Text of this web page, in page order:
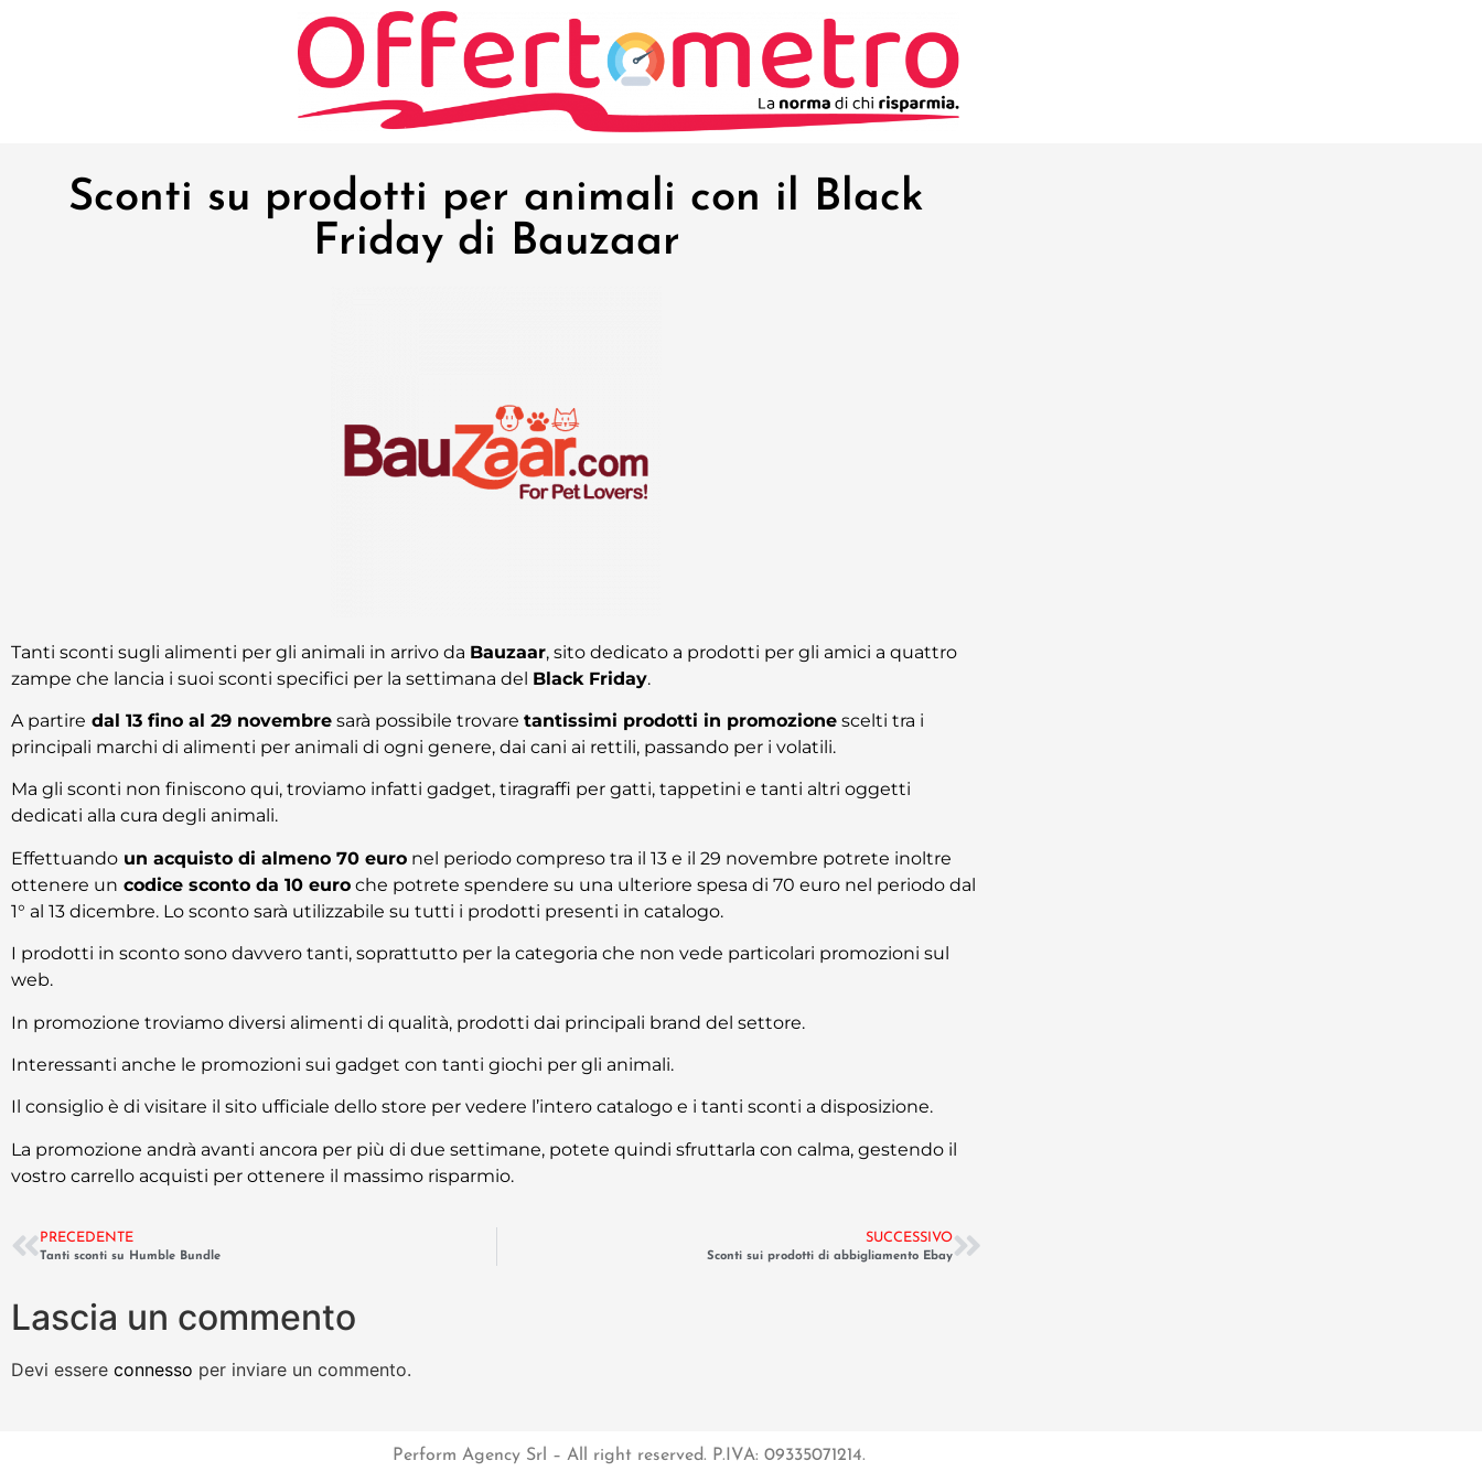
Sconti su prodotti per animali con il Black
Friday di Bauzaar
Tanti sconti sugli alimenti per gli animali in arrivo da Bauzaar, sito dedicato a prodotti per gli amici a quattro
zampe che lancia i suoi sconti specifici per la settimana del Black Friday.
A partire dal 13 fino al 29 novembre sarà possibile trovare tantissimi prodotti in promozione scelti tra i
principali marchi di alimenti per animali di ogni genere, dai cani ai rettili, passando per i volatili.
Ma gli sconti non finiscono qui, troviamo infatti gadget, tiragraffi per gatti, tappetini e tanti altri oggetti
dedicati alla cura degli animali.
Effettuando un acquisto di almeno 70 euro nel periodo compreso tra il 13 e il 29 novembre potrete inoltre
ottenere un codice sconto da 10 euro che potrete spendere su una ulteriore spesa di 70 euro nel periodo dal
1° al 13 dicembre. Lo sconto sarà utilizzabile su tutti i prodotti presenti in catalogo.
I prodotti in sconto sono davvero tanti, soprattutto per la categoria che non vede particolari promozioni sul
web.
In promozione troviamo diversi alimenti di qualità, prodotti dai principali brand del settore.
Interessanti anche le promozioni sui gadget con tanti giochi per gli animali.
Il consiglio è di visitare il sito ufficiale dello store per vedere l’intero catalogo e i tanti sconti a disposizione.
La promozione andrà avanti ancora per più di due settimane, potete quindi sfruttarla con calma, gestendo il
vostro carrello acquisti per ottenere il massimo risparmio.
PRECEDENTE
Tanti sconti su Humble Bundle
SUCCESSIVO
Sconti sui prodotti di abbigliamento Ebay
Lascia un commento
Devi essere connesso per inviare un commento.
Perform Agency Srl – All right reserved. P.IVA: 09335071214.